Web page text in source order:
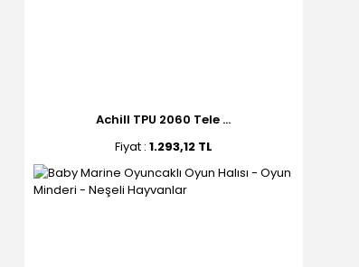
Achill TPU 2060 Tele ...
Fiyat : 1.293,12 TL